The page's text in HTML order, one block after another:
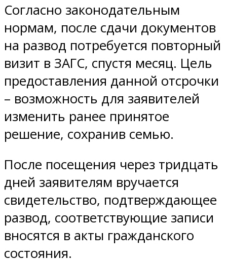
Согласно законодательным
нормам, после сдачи документов
на развод потребуется повторный
визит в ЗАГС, спустя месяц. Цель
предоставления данной отсрочки
– возможность для заявителей
изменить ранее принятое
решение, сохранив семью.
После посещения через тридцать
дней заявителям вручается
свидетельство, подтверждающее
развод, соответствующие записи
вносятся в акты гражданского
состояния.